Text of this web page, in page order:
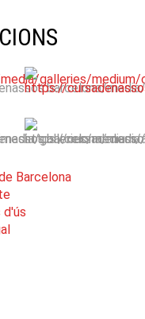
d'ús